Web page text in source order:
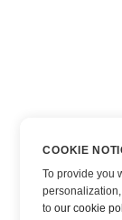
COOKIE
To provide you
toour cookie